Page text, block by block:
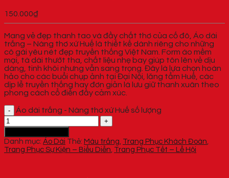
150.000₫
Mang vẻ đẹp thanh tao và đầy chất thơ của cố đô, Áo dài
trắng – Nàng thơ xứ Huế là thiết kế dành riêng cho những
cô gái yêu nét đẹp truyền thống Việt Nam. Form áo mềm
mại, tà dài thướt tha, chất liệu nhẹ bay giúp tôn lên vẻ dịu
dàng, tinh khôi nhưng vẫn sang trọng. Đây là lựa chọn hoàn
hảo cho các buổi chụp ảnh tại Đại Nội, lăng tẩm Huế, các
dịp lễ truyền thống hay đơn giản là lưu giữ thanh xuân theo
phong cách cổ điển đầy cảm xúc.
Áo dài trắng - Nàng thơ xứ Huế số lượng
Danh mục: Áo Dài Thẻ: Màu trắng Trang Phục Khách Đoàn
Trang Phục Sự Kiện – Biểu Diễn Trang Phục Tết – Lễ Hội